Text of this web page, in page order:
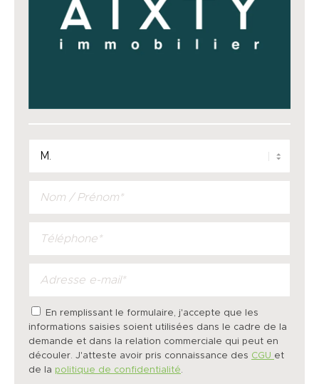
En remplissant le formulaire, j'accepte que les
informations saisies soient utilisées dans le cadre de la
demande et dans la relation commerciale qui peut en
découler. J'atteste avoir pris connaissance des CGU et
de la politique de confidentialité.